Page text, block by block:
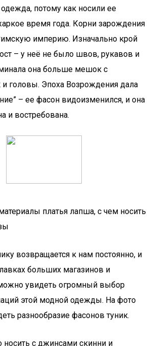
потому как носили ее
время года. Корни зарождения
империю. Изначально крой
– у неё не было швов, рукавов и
она больше мешок с
и головы. Эпоха Возрождения дала
– ее фасон видоизменился, и она
и востребована.
платья лапша, с чем носить
возвращается к нам постоянно, и
больших магазинов и
увидеть огромный выбор
этой модной одежды. На фото
разнообразие фасонов туник.
с джинсами скинни и